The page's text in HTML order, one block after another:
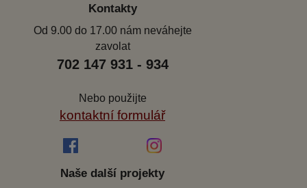
Kontakty
Od 9.00 do 17.00 nám neváhejte
zavolat
702 147 931 - 934
Nebo použijte
kontaktní formulář
Naše další projekty